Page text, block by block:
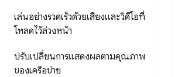
เล่นอย่างรวดเร็วด้วยเสียงและวิดีโอที่
โหลดไว้ล่วงหน้า
ปรับเปลี่ยนการแสดงผลตามคุณภาพ
ของเครือข่าย